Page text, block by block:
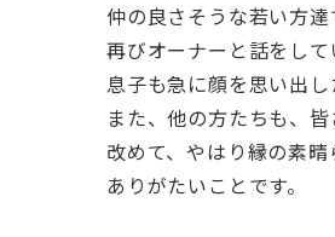
仲の良さそうな若い方達
再びオーナーと話をし
息子も急に顔を思い出
また、他の方たちも、
改めて、やはり縁の素晴
ありがたいことです。